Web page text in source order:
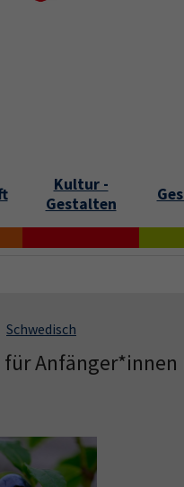
Kultur -
Gestalten
Schwedisch